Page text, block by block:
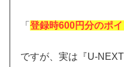
「登録時600円分のポ
ですが、実は『U-